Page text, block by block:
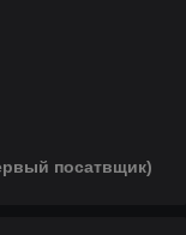
посатвщик)